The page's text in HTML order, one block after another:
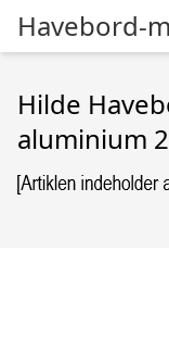
Havebord-
Hilde
aluminium